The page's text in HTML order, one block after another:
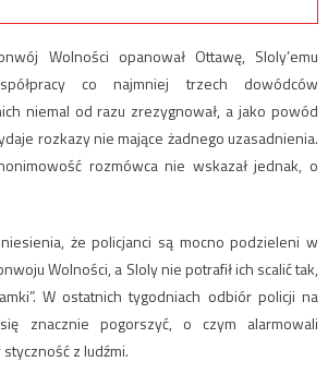
Wolności opanował Ottawę, Sloly’emu
co najmniej trzech dowódców
niemal od razu zrezygnował, a jako powód
rozkazy nie mające żadnego uzasadnienia.
rozmówca nie wskazał jednak, o
że policjanci są mocno podzieleni w
Wolności, a Sloly nie potrafił ich scalić tak,
W ostatnich tygodniach odbiór policji na
znacznie pogorszyć, o czym alarmowali
z ludźmi.